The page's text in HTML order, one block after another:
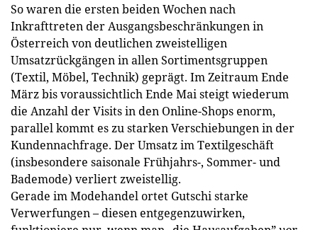
So waren die ersten beiden Wochen nach
Inkrafttreten der Ausgangsbeschränkungen in
Österreich von deutlichen zweistelligen
Umsatzrückgängen in allen Sortimentsgruppen
(Textil, Möbel, Technik) geprägt. Im Zeitraum Ende
März bis voraussichtlich Ende Mai steigt wiederum
die Anzahl der Visits in den Online-Shops enorm,
parallel kommt es zu starken Verschiebungen in der
Kundennachfrage. Der Umsatz im Textilgeschäft
(insbesondere saisonale Frühjahrs-, Sommer- und
Bademode) verliert zweistellig.
Gerade im Modehandel ortet Gutschi starke
Verwerfungen – diesen entgegenzuwirken,